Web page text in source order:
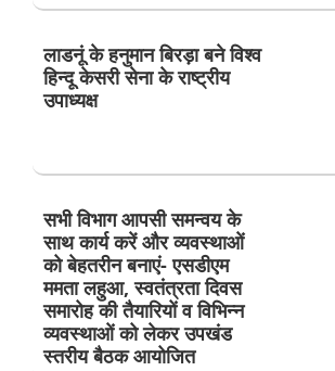
लाडनूं के हनुमान बिरड़ा बने विश्व
हिन्दू केसरी सेना के राष्ट्रीय
उपाध्यक्ष
सभी विभाग आपसी समन्वय के
साथ कार्य करें और व्यवस्थाओं
को बेहतरीन बनाएं- एसडीएम
ममता लहुआ, स्वतंत्रता दिवस
समारोह की तैयारियों व विभिन्न
व्यवस्थाओं को लेकर उपखंड
स्तरीय बैठक आयोजित